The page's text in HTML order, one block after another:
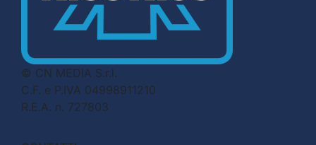
© CN MEDIA S.r.l.
C.F. e P.IVA 04998911210
R.E.A. n. 727803